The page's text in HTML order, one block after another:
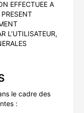
EFFECTUEE A
L’UTILISATEUR,
le cadre des
: